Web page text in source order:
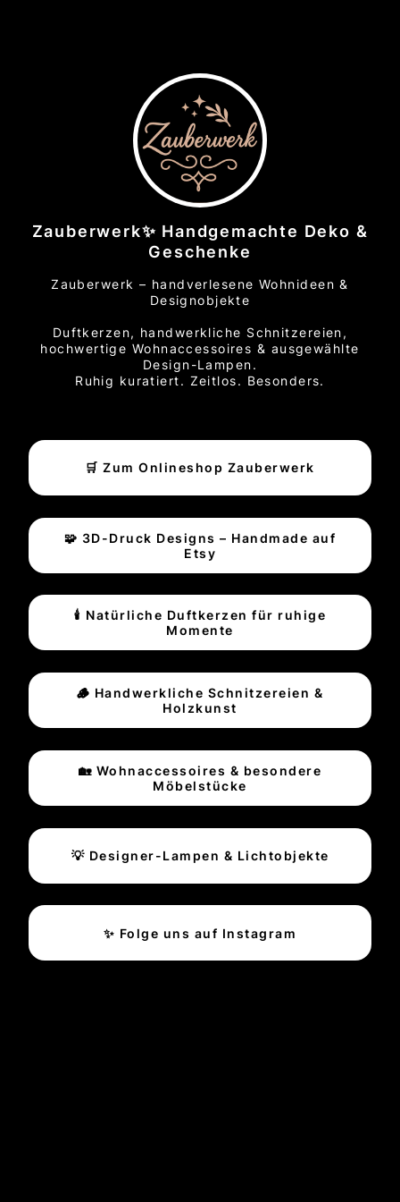
Zauberwerk✨ Handgemachte Deko &
Geschenke
Zauberwerk – handverlesene Wohnideen &
Designobjekte
Duftkerzen, handwerkliche Schnitzereien,
hochwertige Wohnaccessoires & ausgewählte
Design-Lampen.
Ruhig kuratiert. Zeitlos. Besonders.
🛒 Zum Onlineshop Zauberwerk
🧩 3D-Druck Designs – Handmade auf
Etsy
🕯️ Natürliche Duftkerzen für ruhige
Momente
🪵 Handwerkliche Schnitzereien &
Holzkunst
🏡 Wohnaccessoires & besondere
Möbelstücke
💡 Designer-Lampen & Lichtobjekte
✨ Folge uns auf Instagram